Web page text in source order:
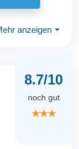
anzeigen ⏷
8.7/10
noch gut
★★★